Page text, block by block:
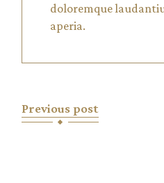
doloremque
aperia.
Previous post